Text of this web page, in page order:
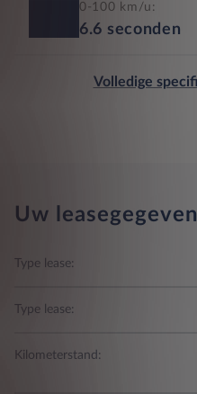
0-100 km/u:
6.6 seconden
Volledige
Uw
Type lease:
Type lease:
Kilometerstand: